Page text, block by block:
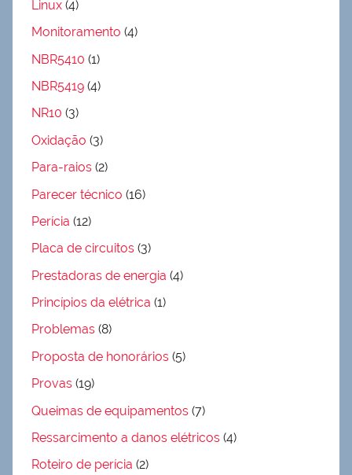
Linux (4)
Monitoramento (4)
NBR5410 (1)
NBR5419 (4)
NR10 (3)
Oxidação (3)
Para-raios (2)
Parecer técnico (16)
Perícia (12)
Placa de circuitos (3)
Prestadoras de energia (4)
Princípios da elétrica (1)
Problemas (8)
Proposta de honorários (5)
Provas (19)
Queimas de equipamentos (7)
Ressarcimento a danos elétricos (4)
Roteiro de perícia (2)